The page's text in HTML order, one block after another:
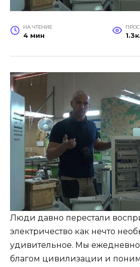
НА ЧТЕНИЕ
4 мин 1.3к.
Люди давно перестали
электричество как нечто
удивительное. Мы ежедневно
благом цивилизации и